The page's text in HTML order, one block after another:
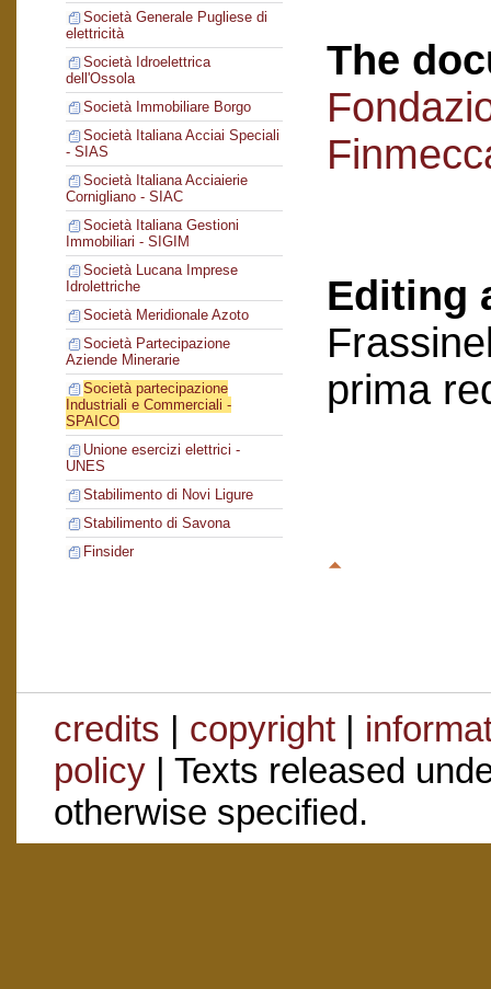
Società Generale Pugliese di
elettricità
Società Idroelettrica
dell'Ossola
Società Immobiliare Borgo
Società Italiana Acciai Speciali
- SIAS
Società Italiana Acciaierie
Cornigliano - SIAC
Società Italiana Gestioni
Immobiliari - SIGIM
Società Lucana Imprese
Idrolettriche
Società Meridionale Azoto
Società Partecipazione
Aziende Minerarie
Società partecipazione
Industriali e Commerciali -
SPAICO
Unione esercizi elettrici -
UNES
Stabilimento di Novi Ligure
Stabilimento di Savona
Finsider
The
Editing
prima
credits | copyright|
policy| Texts released
otherwise specified.